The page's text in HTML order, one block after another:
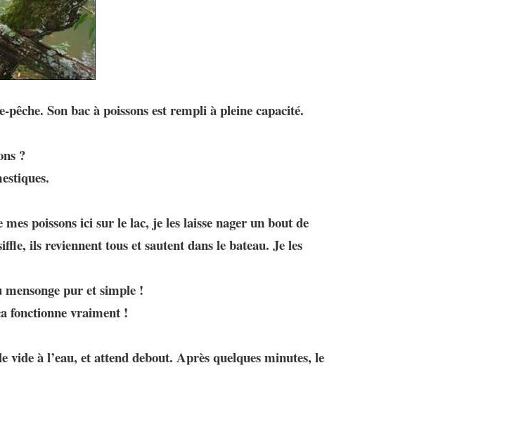
Son bac à poissons est rempli à pleine capacité.
?
poissons ici sur le lac, je les laisse nager un bout de
ils reviennent tous et sautent dans le bateau. Je les
mensonge pur et simple !
fonctionne vraiment !
vide à l’eau, et attend debout. Après quelques minutes, le